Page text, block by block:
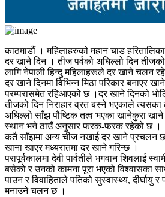
काठमाडौं । महिलाहरुको महान चाड
दर खाने दिन । तीज पर्वको अघिल्लो दिन
लागि नेपाली हिन्दु महिलाहरूले दर खाने चलन
दर खाने दिनमा विभिन्न मिठा परिकार बनाएर
परम्परासमेत रहिआएको छ ।दर खाने दिनको
तीजको दिन निराहार व्रत बस्ने भएकाले त्यसका
अघिल्लो साँझ पौष्टिक तत्व भएका खानेकुरा
स्थान भने ठाउँ अनुसार फरक-फरक रहेको छ ।
कतै साँझमा अन्य चीज नखाई दर खाने प्रचलन छ
खाना खाएर मध्यरातमा दर खाने गरिन्छ ।
परापूर्वकालमा देवी पार्वतीले भगवान शिवलाई
बसेको र उनको कामना पूरा भएको विश्वासका
पाउन र विवाहिताले पतिको सुस्वास्थ्य, दीर्घायु र
मनाउने चलन छ ।